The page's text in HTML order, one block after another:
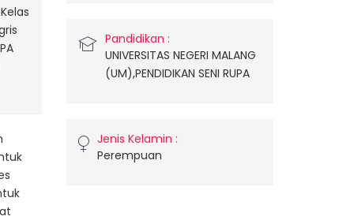
Pandidikan :
UNIVERSITAS NEGERI MALANG
(UM),PENDIDIKAN SENI RUPA
Jenis Kelamin :
Perempuan